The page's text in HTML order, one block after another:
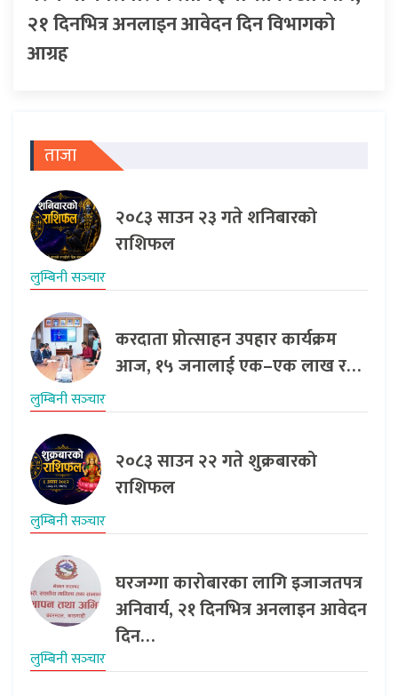
२१ दिनभित्र अनलाइन आवेदन दिन विभागको
आग्रह
ताजा
२०८३ साउन २३ गते शनिबारको
राशिफल
लुम्बिनी सञ्‍चार
करदाता प्रोत्साहन उपहार कार्यक्रम
आज, १५ जनालाई एक–एक लाख र…
लुम्बिनी सञ्‍चार
२०८३ साउन २२ गते शुक्रबारको
राशिफल
लुम्बिनी सञ्‍चार
घरजग्गा कारोबारका लागि इजाजतपत्र
अनिवार्य, २१ दिनभित्र अनलाइन आवेदन
दिन…
लुम्बिनी सञ्‍चार